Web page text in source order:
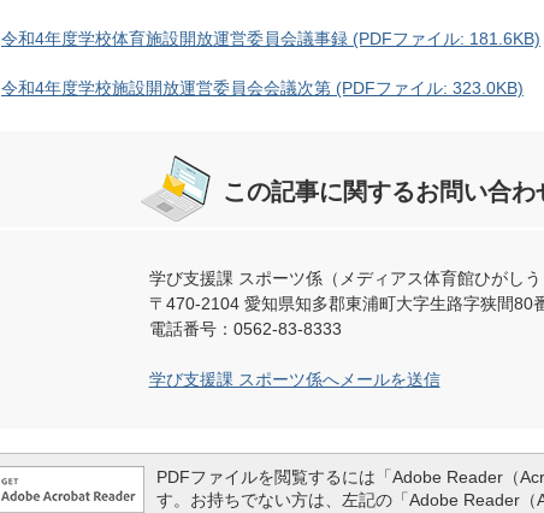
令和4年度学校体育施設開放運営委員会議事録 (PDFファイル: 181.6KB)
令和4年度学校施設開放運営委員会会議次第 (PDFファイル: 323.0KB)
この記事に関するお問い合わ
学び支援課 スポーツ係（メディアス体育館ひがしう
〒470-2104 愛知県知多郡東浦町大字生路字狭間80
電話番号：0562-83-8333
学び支援課 スポーツ係へメールを送信
PDFファイルを閲覧するには「Adobe Reader（
す。お持ちでない方は、左記の「Adobe Reader